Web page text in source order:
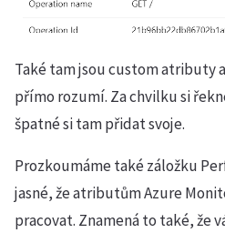
Také tam jsou custom atributy
přímo rozumí. Za chvilku si
špatné si tam přidat svoje.
Prozkoumáme také záložku
jasné, že atributům Azure
pracovat. Znamená to také, že